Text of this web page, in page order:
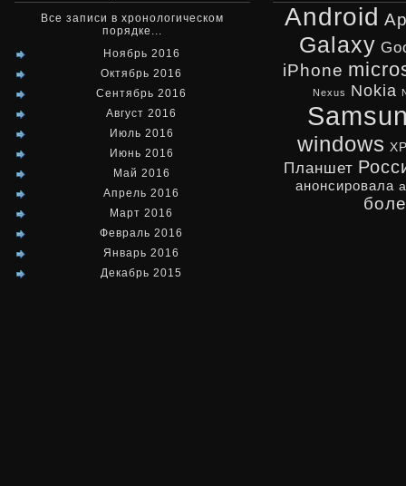
Все записи в хронологическом
порядке...
Ноябрь 2016
Октябрь 2016
Сентябрь 2016
Август 2016
Июль 2016
Июнь 2016
Май 2016
Апрель 2016
Март 2016
Февраль 2016
Январь 2016
Декабрь 2015
Android
Galaxy
iPhone
Nexus Nokia
windows
Планшет
анонсировала